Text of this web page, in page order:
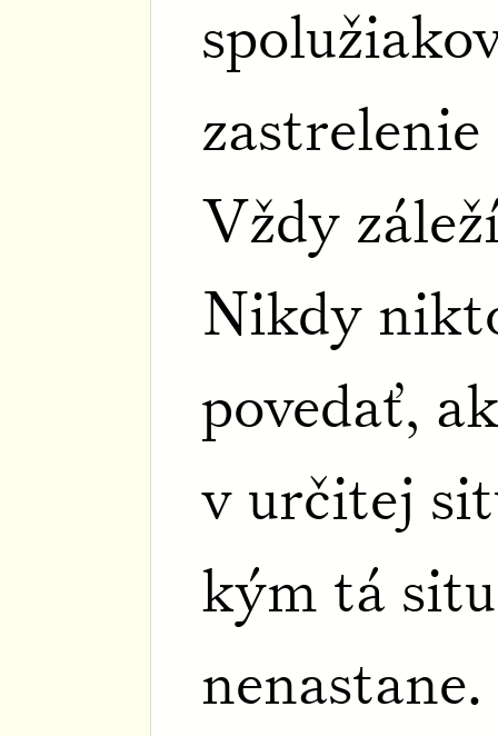
Vždy
Nikdy
povedať,
v určitej
kým tá